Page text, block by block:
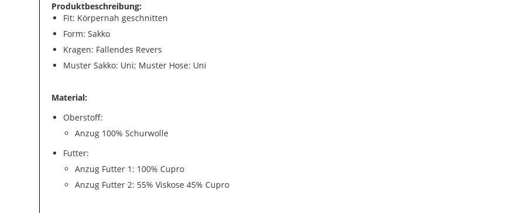
Produktbeschreibung:
Fit: Körpernah geschnitten
Form: Sakko
Kragen: Fallendes Revers
Muster Sakko: Uni; Muster Hose: Uni
Material:
Oberstoff:
Anzug 100% Schurwolle
Futter:
Anzug Futter 1: 100% Cupro
Anzug Futter 2: 55% Viskose 45% Cupro